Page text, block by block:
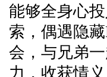
能够全身心
索，偶遇隐
会，与兄弟
力，收获情